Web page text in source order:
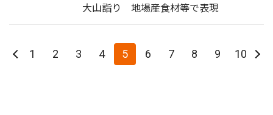
大山詣り 地場産食材等で表現
1 2 3 4 5 6 7 8 9 10